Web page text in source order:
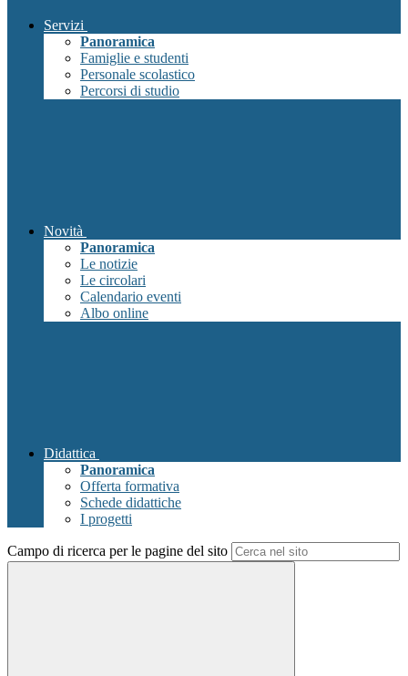
Servizi
Panoramica
Famiglie e studenti
Personale scolastico
Percorsi di studio
Novità
Panoramica
Le notizie
Le circolari
Calendario eventi
Albo online
Didattica
Panoramica
Offerta formativa
Schede didattiche
I progetti
Campo di ricerca per le pagine del sito